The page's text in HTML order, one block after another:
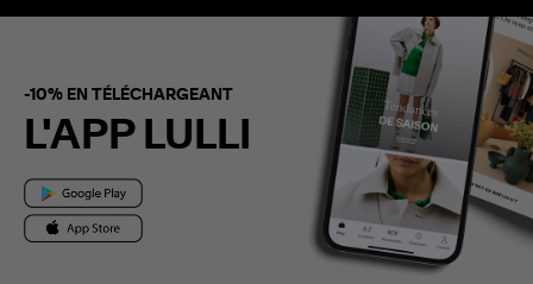
-10% EN TÉLÉCHARGEANT
L'APP LULLI